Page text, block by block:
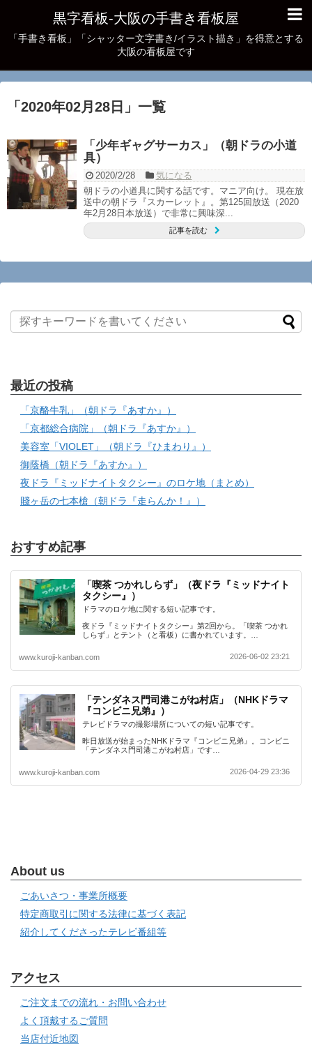
黒字看板‐大阪の手書き看板屋
「手書き看板」「シャッター文字書き/イラスト描き」を得意とする
大阪の看板屋です
「 2020年02月28日 」 一覧
「少年ギャグサーカス」（朝ドラの小道
具）
2020/2/28
気になる
朝ドラの小道具に関する話です。マニア向け。 現在放
送中の朝ドラ『スカーレット』。第125回放送（2020
年2月28日本放送）で非常に興味深...
記事を読む
最近の投稿
「京酪牛乳」（朝ドラ『あすか』）
「京都総合病院」（朝ドラ『あすか』）
美容室「VIOLET」（朝ドラ『ひまわり』）
御蔭橋（朝ドラ『あすか』）
夜ドラ『ミッドナイトタクシー』のロケ地（まとめ）
賤ヶ岳の七本槍（朝ドラ『走らんか！』）
おすすめ記事
「喫茶 つかれしらず」（夜ドラ『ミッドナイト
タクシー』）
ドラマのロケ地に関する短い記事です。
夜ドラ『ミッドナイトタクシー』第2回から。「喫茶 つかれ
しらず」とテント（と看板）に書かれています。…
www.kuroji-kanban.com 2026-06-02 23:21
「テンダネス門司港こがね村店」（NHKドラマ
『コンビニ兄弟』）
テレビドラマの撮影場所についての短い記事です。
昨日放送が始まったNHKドラマ『コンビニ兄弟』。コンビニ
「テンダネス門司港こがね村店」です…
www.kuroji-kanban.com 2026-04-29 23:36
About us
ごあいさつ・事業所概要
特定商取引に関する法律に基づく表記
紹介してくださったテレビ番組等
アクセス
ご注文までの流れ・お問い合わせ
よく頂戴するご質問
当店付近地図